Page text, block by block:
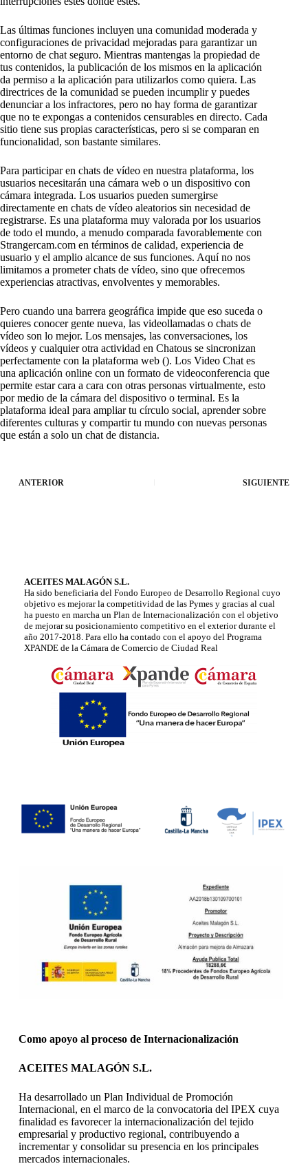
Las últimas funciones incluyen una comunidad moderada y
configuraciones de privacidad mejoradas para garantizar un
entorno de chat seguro. Mientras mantengas la propiedad de
tus contenidos, la publicación de los mismos en la aplicación
da permiso a la aplicación para utilizarlos como quiera. Las
directrices de la comunidad se pueden incumplir y puedes
denunciar a los infractores, pero no hay forma de garantizar
que no te expongas a contenidos censurables en directo. Cada
sitio tiene sus propias características, pero si se comparan en
funcionalidad, son bastante similares.
Para participar en chats de vídeo en nuestra plataforma, los
usuarios necesitarán una cámara web o un dispositivo con
cámara integrada. Los usuarios pueden sumergirse
directamente en chats de vídeo aleatorios sin necesidad de
registrarse. Es una plataforma muy valorada por los usuarios
de todo el mundo, a menudo comparada favorablemente con
Strangercam.com en términos de calidad, experiencia de
usuario y el amplio alcance de sus funciones. Aquí no nos
limitamos a prometer chats de vídeo, sino que ofrecemos
experiencias atractivas, envolventes y memorables.
Pero cuando una barrera geográfica impide que eso suceda o
quieres conocer gente nueva, las videollamadas o chats de
vídeo son lo mejor. Los mensajes, las conversaciones, los
vídeos y cualquier otra actividad en Chatous se sincronizan
perfectamente con la plataforma web (). Los Video Chat es
una aplicación online con un formato de videoconferencia que
permite estar cara a cara con otras personas virtualmente, esto
por medio de la cámara del dispositivo o terminal. Es la
plataforma ideal para ampliar tu círculo social, aprender sobre
diferentes culturas y compartir tu mundo con nuevas personas
que están a solo un chat de distancia.
ANTERIOR SIGUIENTE
ACEITES MALAGÓN S.L.
Ha sido beneficiaria del Fondo Europeo de Desarrollo Regional cuyo
objetivo es mejorar la competitividad de las Pymes y gracias al cual
ha puesto en marcha un Plan de Internacionalización con el objetivo
de mejorar su posicionamiento competitivo en el exterior durante el
año 2017-2018. Para ello ha contado con el apoyo del Programa
XPANDE de la Cámara de Comercio de Ciudad Real
Como apoyo al proceso de Internacionalización
ACEITES MALAGÓN S.L.
Ha desarrollado un Plan Individual de Promoción
Internacional, en el marco de la convocatoria del IPEX cuya
finalidad es favorecer la internacionalización del tejido
empresarial y productivo regional, contribuyendo a
incrementar y consolidar su presencia en los principales
mercados internacionales.